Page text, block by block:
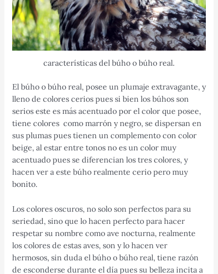
características del búho o búho real.
El búho o búho real, posee un plumaje extravagante, y
lleno de colores cerios pues si bien los búhos son
serios este es más acentuado por el color que posee,
tiene colores como marrón y negro, se dispersan en
sus plumas pues tienen un complemento con color
beige, al estar entre tonos no es un color muy
acentuado pues se diferencian los tres colores, y
hacen ver a este búho realmente cerio pero muy
bonito.
Los colores oscuros, no solo son perfectos para su
seriedad, sino que lo hacen perfecto para hacer
respetar su nombre como ave nocturna, realmente
los colores de estas aves, son y lo hacen ver
hermosos, sin duda el búho o búho real, tiene razón
de esconderse durante el día pues su belleza incita a